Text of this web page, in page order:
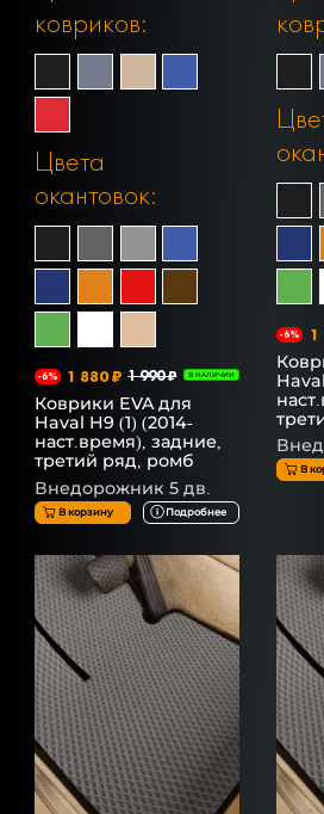
ковриков:
Цвета
окантовок:
-6% 1 880 ₽ 1 990 ₽ В НАЛИЧИИ
Коврики EVA для
Haval H9 (1) (2014-
наст.время), задние,
третий ряд, ромб
Внедорожник 5 дв.
В корзину Подробнее
-6% 1
В